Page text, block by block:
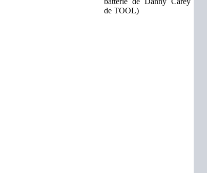
de TOOL)